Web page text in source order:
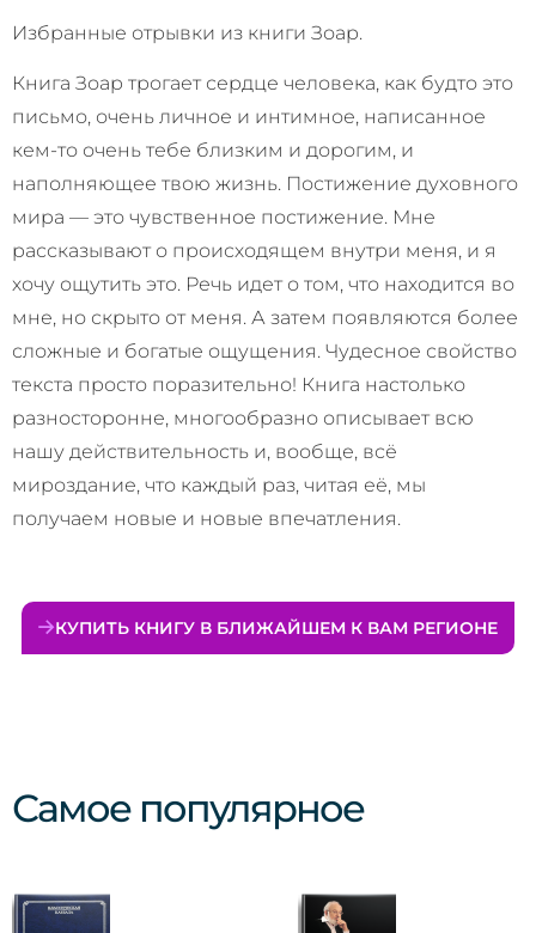
Избранные отрывки из книги Зоар.
Книга Зоар трогает сердце человека, как будто это
письмо, очень личное и интимное, написанное
кем-то очень тебе близким и дорогим, и
наполняющее твою жизнь. Постижение духовного
мира — это чувственное постижение. Мне
рассказывают о происходящем внутри меня, и я
хочу ощутить это. Речь идет о том, что находится во
мне, но скрыто от меня. А затем появляются более
сложные и богатые ощущения. Чудесное свойство
текста просто поразительно! Книга настолько
разносторонне, многообразно описывает всю
нашу действительность и, вообще, всё
мироздание, что каждый раз, читая её, мы
получаем новые и новые впечатления.
КУПИТЬ КНИГУ В БЛИЖАЙШЕМ К ВАМ РЕГИОНЕ
Самое популярное